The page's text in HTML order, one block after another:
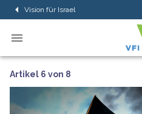
Vision für Israel
Artikel 6 von 8